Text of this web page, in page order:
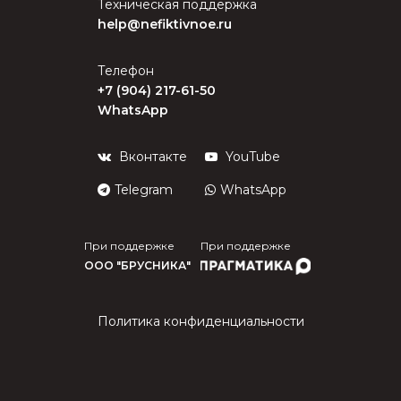
Техническая поддержка
help@nefiktivnoe.ru
Телефон
+7 (904) 217-61-50
WhatsApp
Вконтакте YouTube
Telegram WhatsApp
При поддержке
ООО "БРУСНИКА"
При поддержке
Политика конфиденциальности